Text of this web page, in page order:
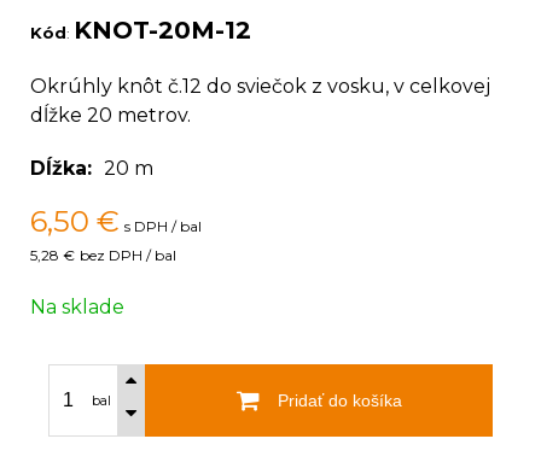
Kód: KNOT-20M-12
Okrúhly knôt č.12 do sviečok z vosku, v celkovej
dĺžke 20 metrov.
Dĺžka 20 m
6,50 € s DPH / bal
5,28 € bez DPH / bal
Na sklade
bal Pridať do košíka